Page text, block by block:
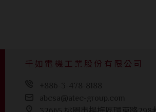
千如電機工業股份有限公司
+886-3-478-8188
abcsa@atec-group.com